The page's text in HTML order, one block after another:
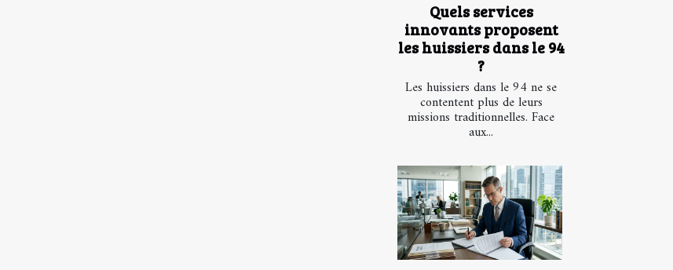
Quels services
innovants proposent
les huissiers dans le 94
?
Les huissiers dans le 94 ne se
contentent plus de leurs
missions traditionnelles. Face
aux...